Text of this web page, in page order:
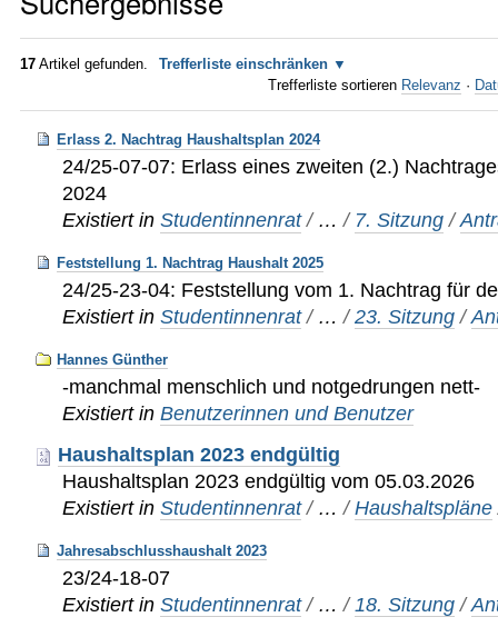
17 Artikel gefunden.
Trefferliste einschränken
Trefferliste sortieren Relevanz ·
Erlass 2. Nachtrag Haushaltsplan 2024
24/25-07-07: Erlass eines zweiten (2.)
2024
Existiert in Studentinnenrat / …/ 7. Sitzung /
Feststellung 1. Nachtrag Haushalt 2025
24/25-23-04: Feststellung vom 1. Nachtrag für
Existiert in Studentinnenrat / …/23. Sitzung /
Hannes Günther
-manchmal menschlich und notgedrungen nett-
Existiert in Benutzerinnen und Benutzer
Haushaltsplan 2023 endgültig
Haushaltsplan 2023 endgültig vom 05.03.2026
Existiert in Studentinnenrat / …/Haushaltspläne
Jahresabschlusshaushalt 2023
23/24-18-07
Existiert in Studentinnenrat / …/ 18. Sitzung /